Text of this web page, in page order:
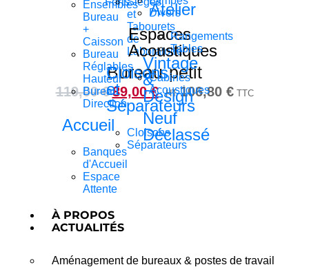
Ensembles
Bureau
+
Caisson
Bureau
Réglables
Hauteur
Bureau
Direction
Accueil
Banques
d'Accueil
Espace
Attente
et
Tabourets
de
Laboratoire
Cloisons
et
Séparateurs
Cloisons
Séparateurs
Divers
Espaces
Acoustiques
Cabines
Acoustiques
Atelier
Rangements
Tables
Vintage
&
Design
Neuf
Déclassé
À PROPOS
ACTUALITÉS
Aménagement de bureaux & postes de travail
Bureau petit
119,00€89,00€ HT106,80 €TTC